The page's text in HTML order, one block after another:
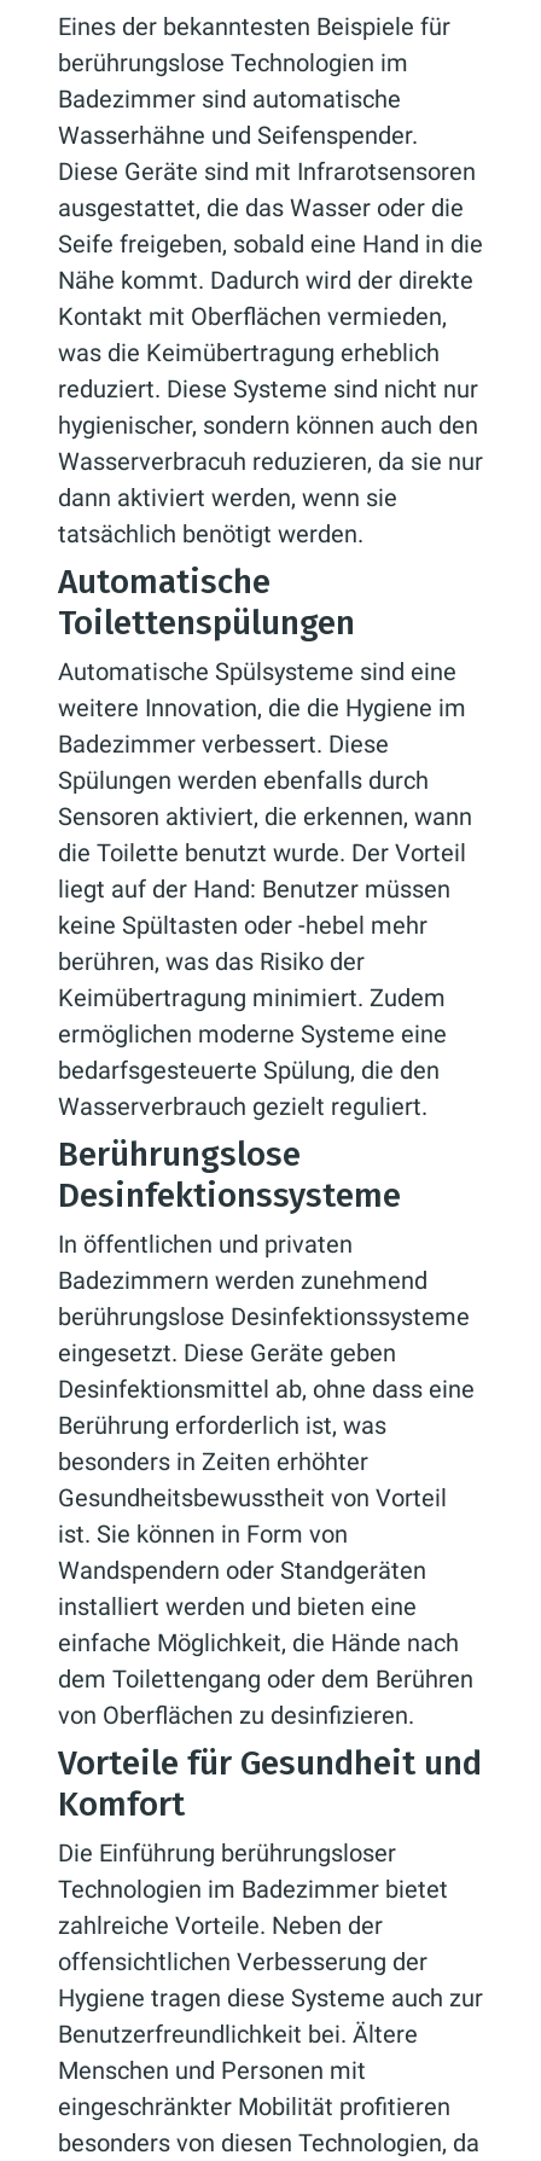
Eines der bekanntesten Beispiele für
berührungslose Technologien im
Badezimmer sind automatische
Wasserhähne und Seifenspender.
Diese Geräte sind mit Infrarotsensoren
ausgestattet, die das Wasser oder die
Seife freigeben, sobald eine Hand in die
Nähe kommt. Dadurch wird der direkte
Kontakt mit Oberflächen vermieden,
was die Keimübertragung erheblich
reduziert. Diese Systeme sind nicht nur
hygienischer, sondern können auch den
Wasserverbracuh reduzieren, da sie nur
dann aktiviert werden, wenn sie
tatsächlich benötigt werden.
Automatische
Toilettenspülungen
Automatische Spülsysteme sind eine
weitere Innovation, die die Hygiene im
Badezimmer verbessert. Diese
Spülungen werden ebenfalls durch
Sensoren aktiviert, die erkennen, wann
die Toilette benutzt wurde. Der Vorteil
liegt auf der Hand: Benutzer müssen
keine Spültasten oder -hebel mehr
berühren, was das Risiko der
Keimübertragung minimiert. Zudem
ermöglichen moderne Systeme eine
bedarfsgesteuerte Spülung, die den
Wasserverbrauch gezielt reguliert.
Berührungslose
Desinfektionssysteme
In öffentlichen und privaten
Badezimmern werden zunehmend
berührungslose Desinfektionssysteme
eingesetzt. Diese Geräte geben
Desinfektionsmittel ab, ohne dass eine
Berührung erforderlich ist, was
besonders in Zeiten erhöhter
Gesundheitsbewusstheit von Vorteil
ist. Sie können in Form von
Wandspendern oder Standgeräten
installiert werden und bieten eine
einfache Möglichkeit, die Hände nach
dem Toilettengang oder dem Berühren
von Oberflächen zu desinfizieren.
Vorteile für Gesundheit und
Komfort
Die Einführung berührungsloser
Technologien im Badezimmer bietet
zahlreiche Vorteile. Neben der
offensichtlichen Verbesserung der
Hygiene tragen diese Systeme auch zur
Benutzerfreundlichkeit bei. Ältere
Menschen und Personen mit
eingeschränkter Mobilität profitieren
besonders von diesen Technologien, da